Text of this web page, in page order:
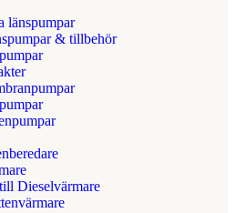
länspumpar
& tillbehör
Dieselvärmare